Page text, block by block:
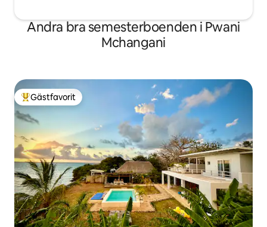
Andra bra semesterboenden i Pwani
Mchangani
Populär gästfavorit
Gästfavorit